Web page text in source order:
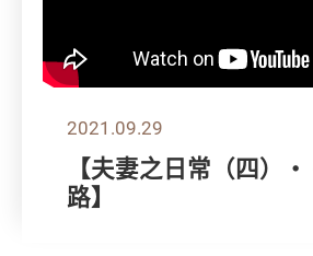
2021.09.29
【夫妻之日常（四）
路】